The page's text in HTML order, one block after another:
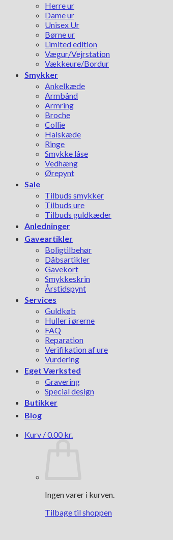
Herre ur
Dame ur
Unisex Ur
Børne ur
Limited edition
Vægur/Vejrstation
Vækkeure/Bordur
Smykker
Ankelkæde
Armbånd
Armring
Broche
Collie
Halskæde
Ringe
Smykke låse
Vedhæng
Ørepynt
Sale
Tilbuds smykker
Tilbuds ure
Tilbuds guldkæder
Anledninger
Gaveartikler
Boligtilbehør
Dåbsartikler
Gavekort
Smykkeskrin
Årstidspynt
Services
Guldkøb
Huller i ørerne
FAQ
Reparation
Verifikation af ure
Vurdering
Eget Værksted
Gravering
Special design
Butikker
Blog
Kurv /0.00 kr.
Ingen varer i kurven.
Tilbage til shoppen